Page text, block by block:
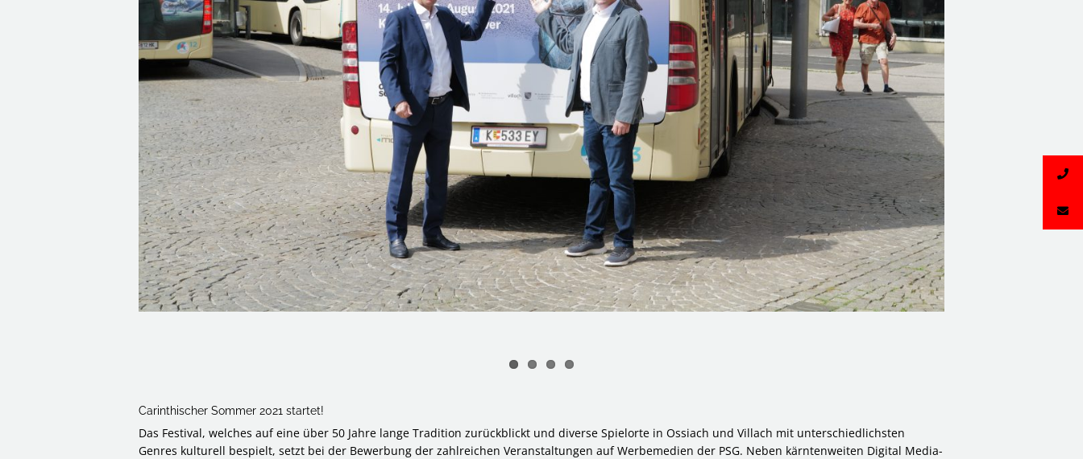
Carinthischer Sommer 2021 startet!
Das Festival, welches auf eine über 50 Jahre lange Tradition zurückblickt und diverse Spielorte in Ossiach und Villach mit unterschiedlichsten
Genres kulturell bespielt, setzt bei der Bewerbung der zahlreichen Veranstaltungen auf Werbemedien der PSG. Neben kärntenweiten Digital Media-